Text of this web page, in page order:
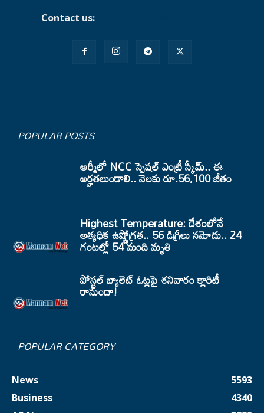
Contact us:
POPULAR POSTS
ఆర్మీలో NCC స్పెషల్ ఎంట్రీ స్కీమ్.. ఈ
అర్హతలుండాలి.. నెలకు రూ.56,100 జీతం
Highest Temperature: దేశంలోనే
అత్యధిక ఉష్ణోగ్రత.. 56 డిగ్రీలు నమోదు.. 24
గంటల్లో 54 మంది మృతి
పోస్టల్ బ్యాలెట్ ఓట్లపై శనివారం క్లారిటీ
రానుందా!
POPULAR CATEGORY
News
5593
Business
4340